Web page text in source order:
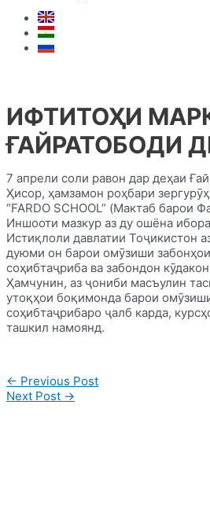
ИФТИТОҲИ
ҒАЙРАТОБОДИ
7 апрели соли равон дар деҳаи
Ҳисор, ҳамзамон роҳбари
“FARDO SCHOOL” (Мактаб барои
Иншооти мазкур аз ду ошёна
Истиқлоли давлатии Тоҷикистон
дуюми он барои омӯзиши
соҳибтаҷриба ва забондон
Ҳамчунин, аз ҷониби масъулин
утоқҳои боқимонда барои
соҳибтаҷрибаро ҷалб карда,
ташкил намоянд.
Post
navigation
← Previous Post
Next Post →